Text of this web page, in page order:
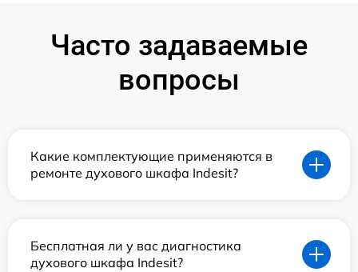
Часто задаваемые
вопросы
Какие комплектующие применяются в
ремонте духового шкафа Indesit?
Бесплатная ли у вас диагностика
духового шкафа Indesit?